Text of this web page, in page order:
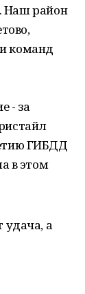
Наш район
команд
- за
ГИБДД
в этом
удача, а